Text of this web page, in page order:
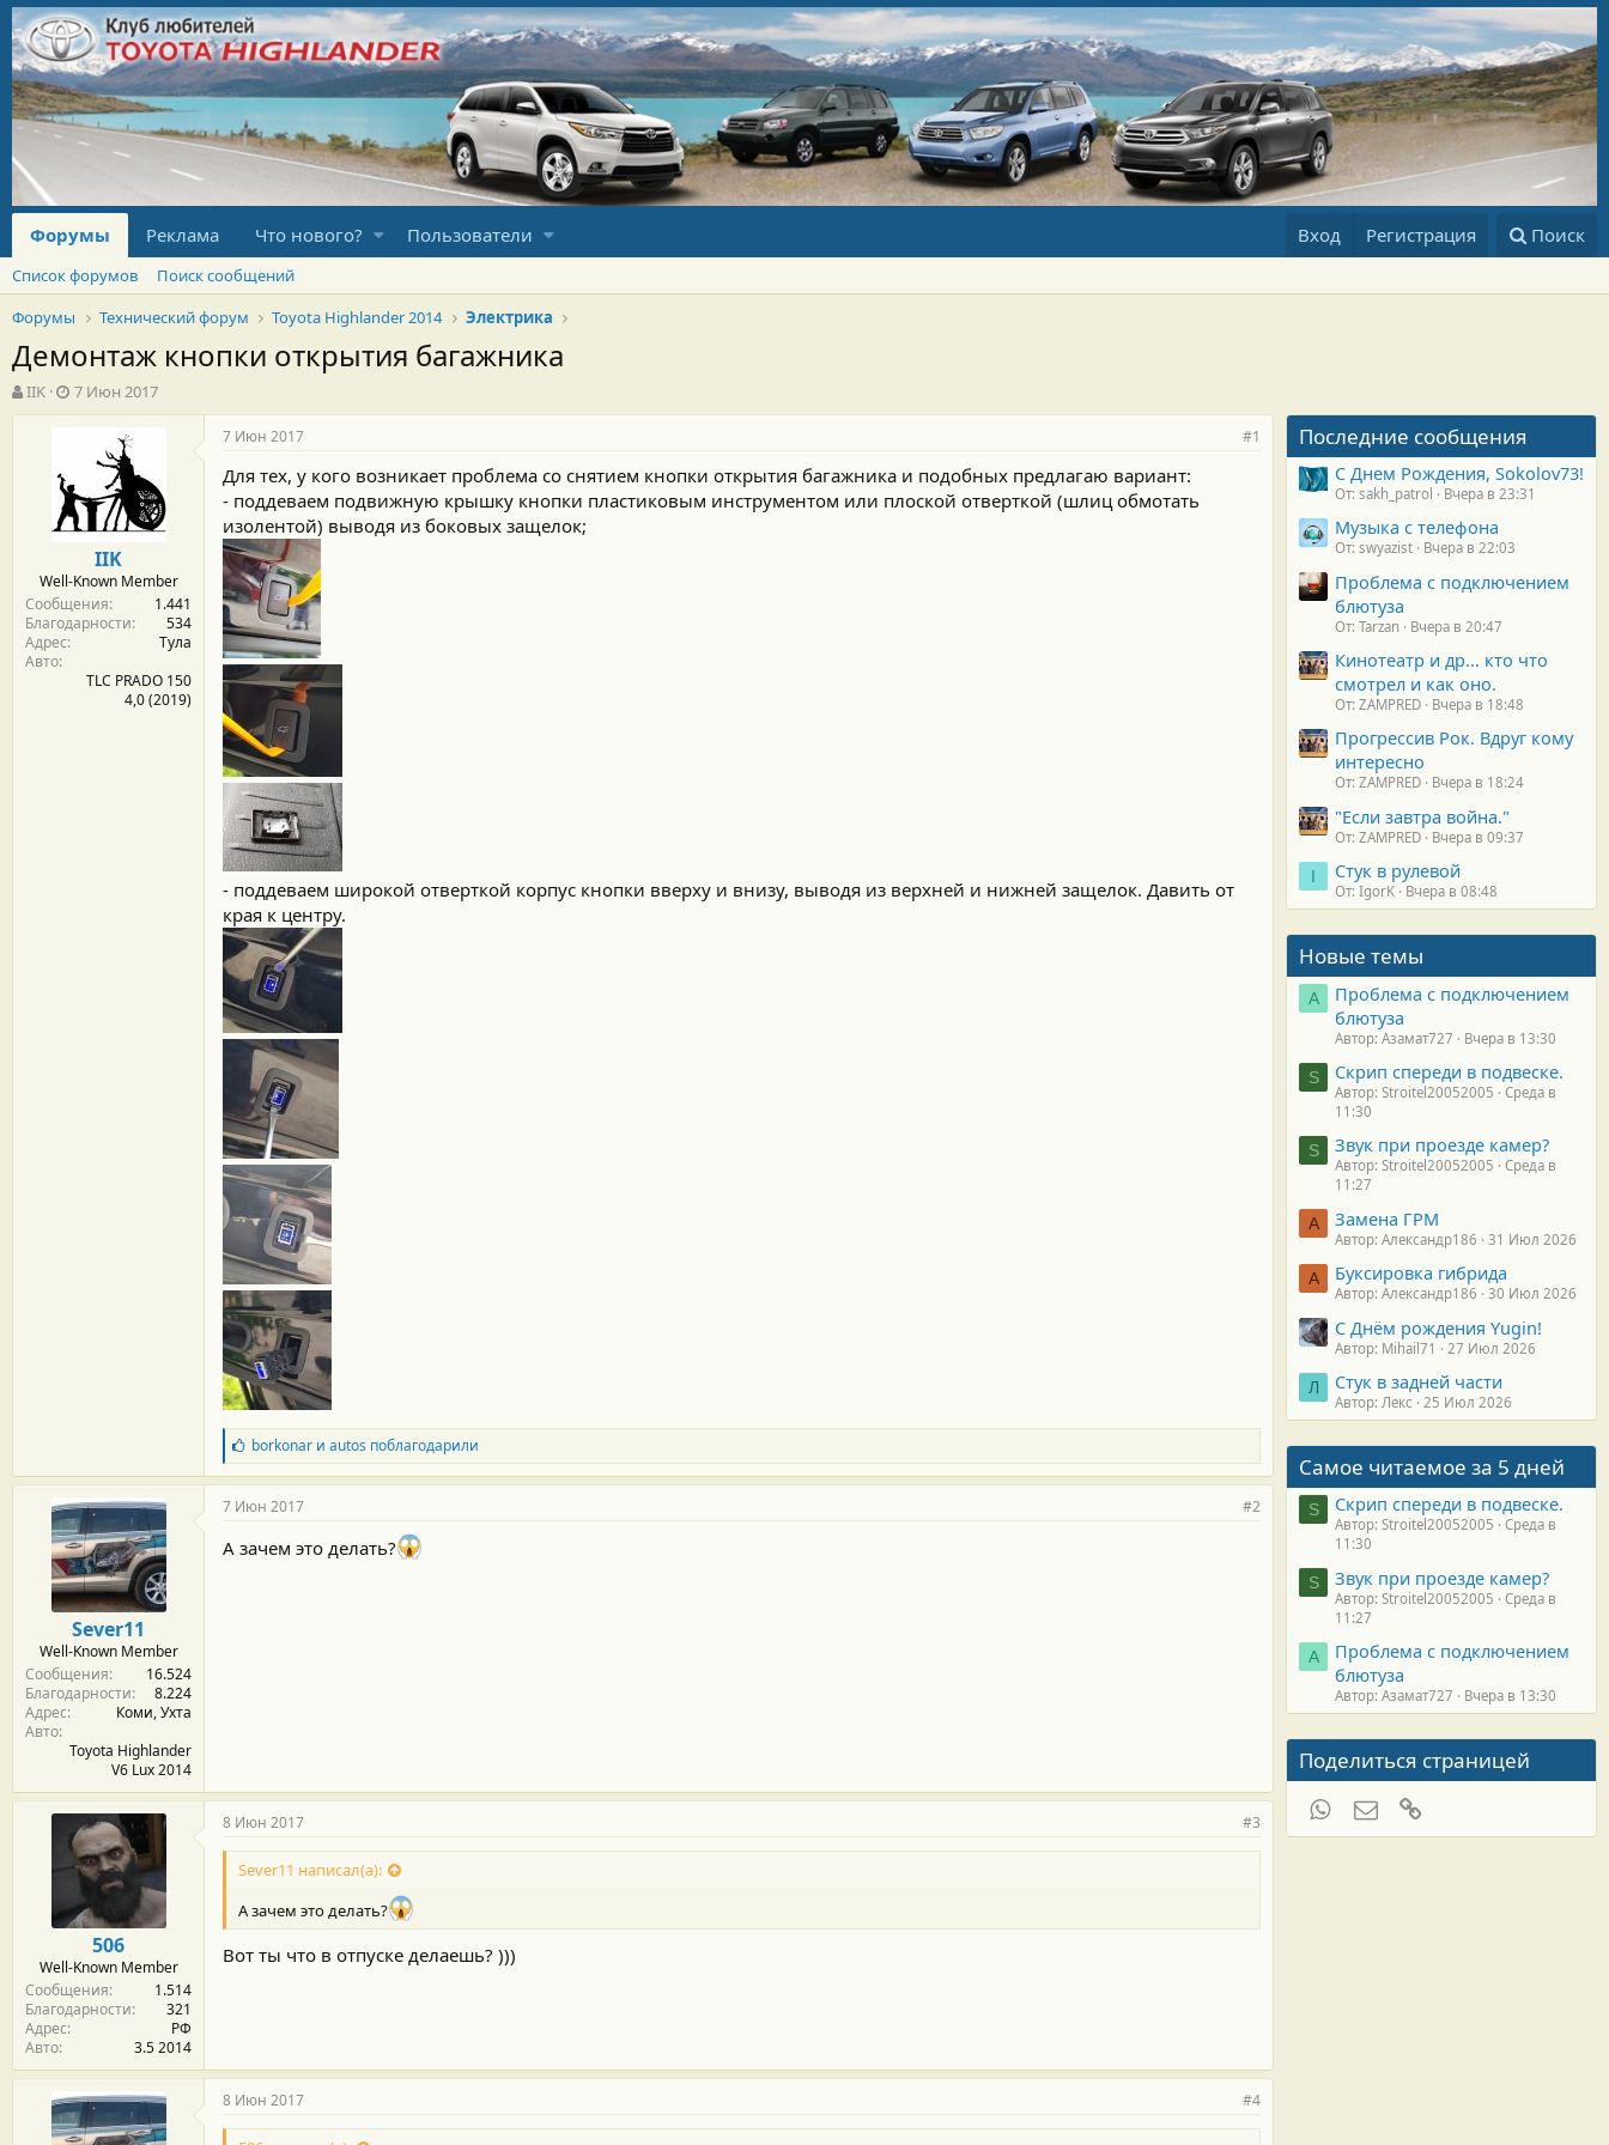
Форумы Реклама Что нового? Пользователи Вход Регистрация Поиск
Список форумов
Поиск сообщений
Форумы
Технический форум Toyota Highlander 2014 Электрика
Демонтаж кнопки открытия багажника
А
в
IIK
Д
а
а
ч
а
7 Июн 2017
IIK
Well-Known Member
Сообщения
1.441
Благодарности
534
Адрес
Тула
Авто
TLC PRADO 150
4,0 (2019)
7 Июн 2017 #1
Для тех, у кого возникает проблема со снятием кнопки открытия багажника и подобных предлагаю вариант:
- поддеваем подвижную крышку кнопки пластиковым инструментом или плоской отверткой (шлиц обмотать
изолентой) выводя из боковых защелок;
- поддеваем широкой отверткой корпус кнопки вверху и внизу, выводя из верхней и нижней защелок. Давить от
края к центру.
Б
л
а
г
о
а
borkonarи autos поблагодарили
Sever11
Well-Known Member
Сообщения
16.524
Благодарности
8.224
Адрес
Коми, Ухта
Авто
Toyota Highlander
V6 Lux 2014
7 Июн 2017 #2
А зачем это делать?
506
Well-Known Member
Сообщения
1.514
Благодарности
321
Адрес
РФ
Авто
3.5 2014
8 Июн 2017 #3
Sever11 написал(а):
А зачем это делать?
Вот ты что в отпуске делаешь? )))
8 Июн 2017 #4
Последние сообщения
С Днем Рождения, Sokolov73!
От: sakh_patrol Вчера в 23:31
Музыка с телефона
От: swyazist Вчера в 22:03
Проблема с подключением
блютуза
От: Tarzan Вчера в 20:47
Кинотеатр и др... кто что
смотрел и как оно.
От: ZAMPRED Вчера в 18:48
Прогрессив Рок. Вдруг кому
интересно
От: ZAMPRED Вчера в 18:24
"Если завтра война."
От: ZAMPRED Вчера в 09:37
I Стук в рулевой
От: IgorK Вчера в 08:48
Новые темы
А
Проблема с подключением
блютуза
Автор: Азамат727 Вчера в 13:30
S Скрип спереди в подвеске.
Автор: Stroitel20052005
Среда в
11:30
S Звук при проезде камер?
Автор: Stroitel20052005
Среда в
11:27
А Замена ГРМ
Автор: Александр186 31 Июл 2026
А Буксировка гибрида
Автор: Александр186 30 Июл 2026
С Днём рождения Yugin!
Автор: Mihail71 27 Июл 2026
Л Стук в задней части
Автор: Лекс 25 Июл 2026
Самое читаемое за 5 дней
S Скрип спереди в подвеске.
Автор: Stroitel20052005
Среда в
11:30
S Звук при проезде камер?
Автор: Stroitel20052005
Среда в
11:27
А
Проблема с подключением
блютуза
Автор: Азамат727 Вчера в 13:30
Поделиться страницей
WhatsAppЭлектронная почта